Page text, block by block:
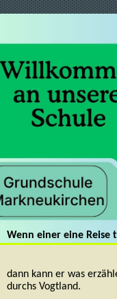
Wenn einer eine Reise
dann kann er was
durchs Vogtland.